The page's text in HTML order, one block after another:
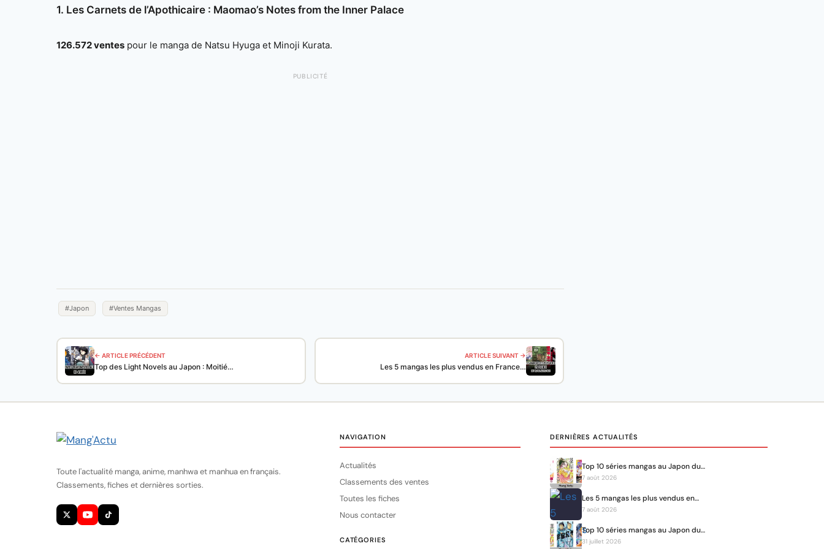
1. Les Carnets de l’Apothicaire : Maomao’s Notes from the Inner Palace
126.572 ventes pour le manga de Natsu Hyuga et Minoji Kurata.
PUBLICITÉ
#Japon #Ventes Mangas
← ARTICLE PRÉCÉDENT
Top des Light Novels au Japon : Moitié…
ARTICLE SUIVANT →
Les 5 mangas les plus vendus en France…
Toute l'actualité manga, anime, manhwa et manhua en français.
Classements, fiches et dernières sorties.
NAVIGATION
Actualités
Classements des ventes
Toutes les fiches
Nous contacter
CATÉGORIES
DERNIÈRES ACTUALITÉS
Top 10 séries mangas au Japon du…
7 août 2026
Les 5 mangas les plus vendus en…
7 août 2026
Top 10 séries mangas au Japon du…
31 juillet 2026